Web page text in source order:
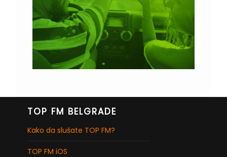
TOP FM BELGRADE
Kako da slušate TOP FM?
TOP FM iOS